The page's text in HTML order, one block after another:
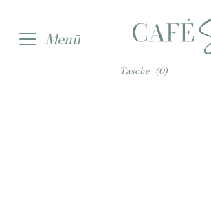
Navigation
InhaltMenü
Tasche (0)